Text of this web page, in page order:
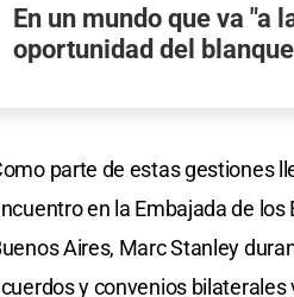
En un mundo que va "a
oportunidad del
parte de estas gestiones
en la Embajada de
Aires, Marc Stanley
y convenios